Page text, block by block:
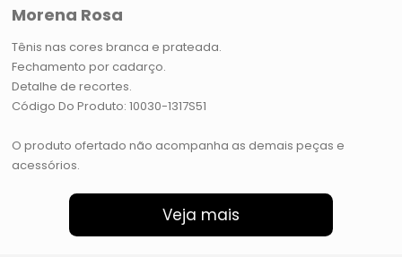
Morena Rosa
Tênis nas cores branca e prateada.
Fechamento por cadarço.
Detalhe de recortes.
Código Do Produto: 10030-1317S51
O produto ofertado não acompanha as demais peças e
acessórios.
Veja mais